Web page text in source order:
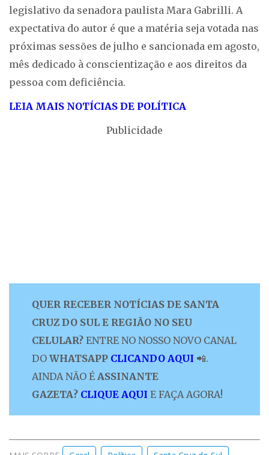
legislativo da senadora paulista Mara Gabrilli. A
expectativa do autor é que a matéria seja votada nas
próximas sessões de julho e sancionada em agosto,
mês dedicado à conscientização e aos direitos da
pessoa com deficiência.
LEIA MAIS NOTÍCIAS DE POLÍTICA
Publicidade
QUER RECEBER NOTÍCIAS DE SANTA
CRUZ DO SUL E REGIÃO NO SEU
CELULAR? ENTRE NO NOSSO NOVO CANAL
DO WHATSAPP CLICANDO AQUI 📲.
AINDA NÃO É ASSINANTE
GAZETA? CLIQUE AQUI E FAÇA AGORA!